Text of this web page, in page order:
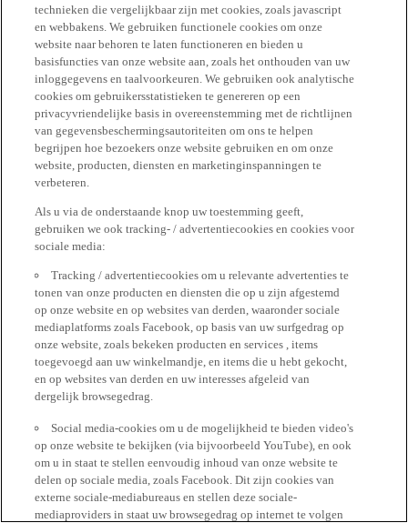
technieken die vergelijkbaar zijn met cookies, zoals javascript
en webbakens. We gebruiken functionele cookies om onze
website naar behoren te laten functioneren en bieden u
basisfuncties van onze website aan, zoals het onthouden van uw
inloggegevens en taalvoorkeuren. We gebruiken ook analytische
cookies om gebruikersstatistieken te genereren op een
privacyvriendelijke basis in overeenstemming met de richtlijnen
van gegevensbeschermingsautoriteiten om ons te helpen
begrijpen hoe bezoekers onze website gebruiken en om onze
website, producten, diensten en marketinginspanningen te
verbeteren.
Als u via de onderstaande knop uw toestemming geeft,
gebruiken we ook tracking- / advertentiecookies en cookies voor
sociale media:
Tracking / advertentiecookies om u relevante advertenties te
tonen van onze producten en diensten die op u zijn afgestemd
op onze website en op websites van derden, waaronder sociale
mediaplatforms zoals Facebook, op basis van uw surfgedrag op
onze website, zoals bekeken producten en services , items
toegevoegd aan uw winkelmandje, en items die u hebt gekocht,
en op websites van derden en uw interesses afgeleid van
dergelijk browsegedrag.
Social media-cookies om u de mogelijkheid te bieden video's
op onze website te bekijken (via bijvoorbeeld YouTube), en ook
om u in staat te stellen eenvoudig inhoud van onze website te
delen op sociale media, zoals Facebook. Dit zijn cookies van
externe sociale-mediabureaus en stellen deze sociale-
mediaproviders in staat uw browsegedrag op internet te volgen